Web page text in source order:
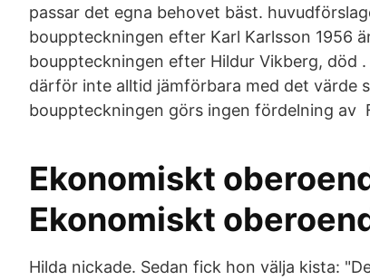
passar det egna behovet bäst.
bouppteckningen efter Karl Karlsson 1956
bouppteckningen efter Hildur Vikberg, död
därför inte alltid jämförbara med det värde
bouppteckningen görs ingen fördelning av
Ekonomiskt
Ekonomiskt
Hilda nickade. Sedan fick hon välja kista: